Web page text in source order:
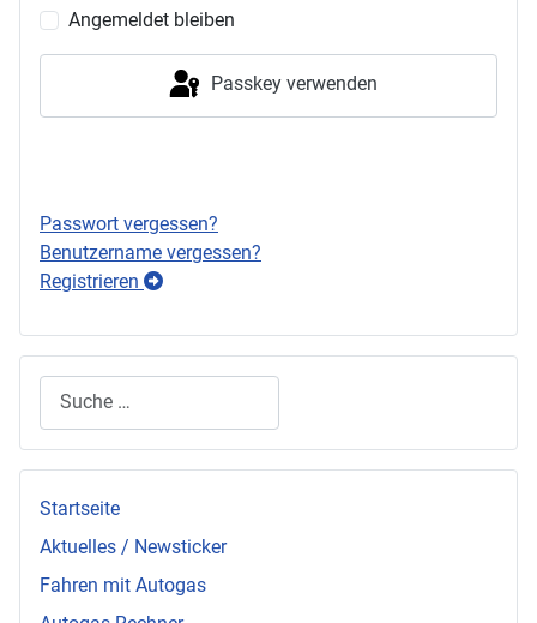
Angemeldet bleiben
Passkey verwenden
Passwort vergessen?
Benutzername vergessen?
Registrieren
Startseite
Aktuelles / Newsticker
Fahren mit Autogas